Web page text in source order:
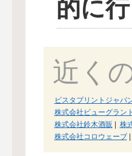
的に行
近く
ビスタプリントジャパ
株式会社ビューグラント
株式会社鈴木酒販
株
株式会社コロウェーブ|